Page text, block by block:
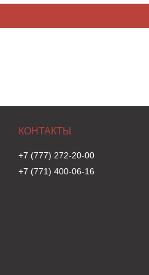
+7 (777) 272-20-00
+7 (771) 400-06-16